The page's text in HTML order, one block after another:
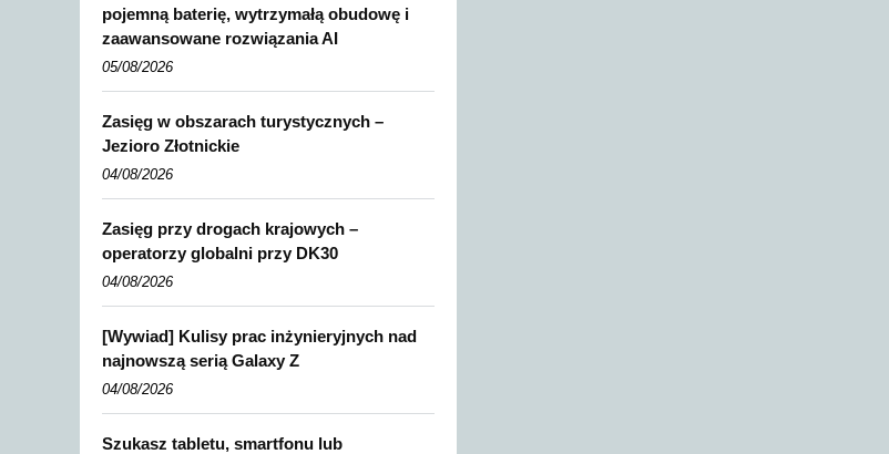
pojemną baterię, wytrzymałą obudowę i
zaawansowane rozwiązania AI
05/08/2026
Zasięg w obszarach turystycznych –
Jezioro Złotnickie
04/08/2026
Zasięg przy drogach krajowych –
operatorzy globalni przy DK30
04/08/2026
[Wywiad] Kulisy prac inżynieryjnych nad
najnowszą serią Galaxy Z
04/08/2026
Szukasz tabletu, smartfonu lub